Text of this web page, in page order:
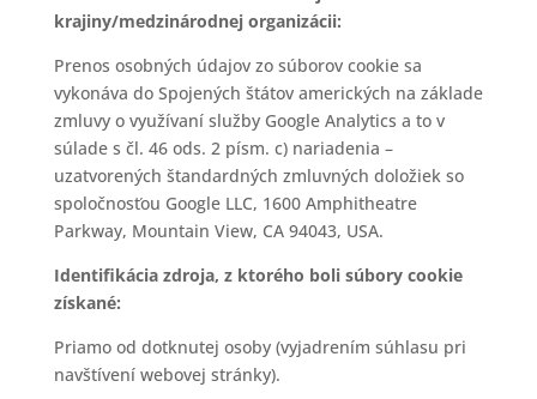
krajiny/medzinárodnej organizácii:
Prenos osobných údajov zo súborov cookie sa
vykonáva do Spojených štátov amerických na základe
zmluvy o využívaní služby Google Analytics a to v
súlade s čl. 46 ods. 2 písm. c) nariadenia –
uzatvorených štandardných zmluvných doložiek so
spoločnosťou Google LLC, 1600 Amphitheatre
Parkway, Mountain View, CA 94043, USA.
Identifikácia zdroja, z ktorého boli súbory cookie
získané:
Priamo od dotknutej osoby (vyjadrením súhlasu pri
navštívení webovej stránky).